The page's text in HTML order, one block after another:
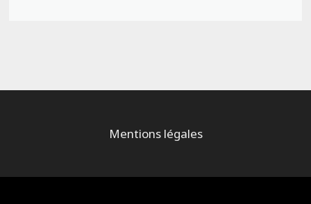
Mentions légales